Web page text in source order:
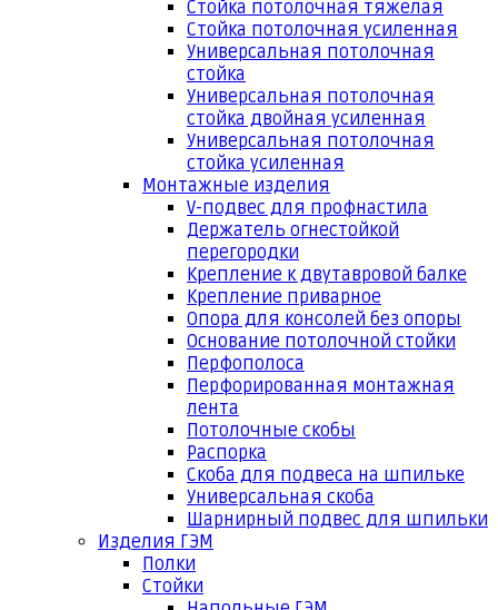
Стойка потолочная тяжелая
Стойка потолочная усиленная
Универсальная потолочная
стойка
Универсальная потолочная
стойка двойная усиленная
Универсальная потолочная
стойка усиленная
Монтажные изделия
V-подвес для профнастила
Держатель огнестойкой
перегородки
Крепление к двутавровой балке
Крепление приварное
Опора для консолей без опоры
Основание потолочной стойки
Перфополоса
Перфорированная монтажная
лента
Потолочные скобы
Распорка
Скоба для подвеса на шпильке
Универсальная скоба
Шарнирный подвес для шпильки
Изделия ГЭМ
Полки
Стойки